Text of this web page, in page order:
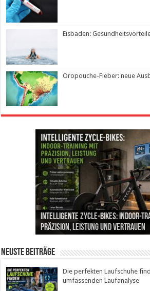
Eisbaden:
Oropouche-Fieber: neue
Die perfekten Laufschuhe finden,
umfassenden Laufanalyse
Intelligente ZYCLE-Bikes: Indoor-
Präzision, Leistung und Vertrauen
Insemination (IUI): Ablauf,
Kosten im Überblick
Cannabis als Medizin: Wie es
und Schlaf im Alltag beeinflusst
Leben mit Inkontinenz: Tipps für
Sicherheit im Alltag
Neuste Beiträge
Die perfekten Laufschuhe
umfassenden Laufanalyse